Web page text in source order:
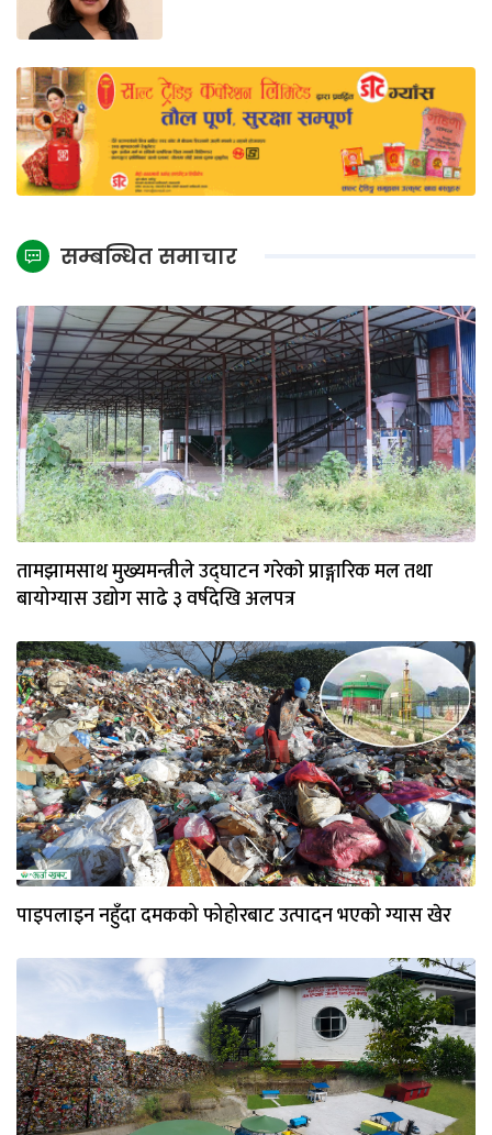
सम्बन्धित समाचार
तामझामसाथ मुख्यमन्त्रीले उद्घाटन गरेकाे प्राङ्गारिक मल तथा
बायोग्यास उद्योग साढे ३ वर्षदेखि अलपत्र
पाइपलाइन नहुँदा दमकको फोहोरबाट उत्पादन भएको ग्यास खेर